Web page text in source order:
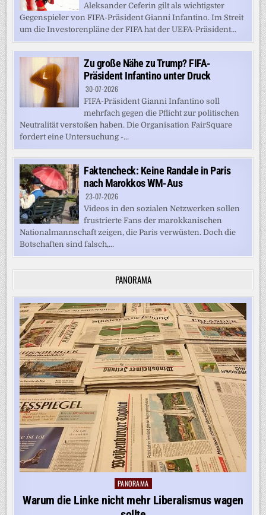
Aleksander Ceferin gilt als wichtigster
Gegenspieler von FIFA-Präsident Gianni Infantino. Im Streit
um die Investorenpläne der FIFA hat der UEFA-Präsident...
Zu große Nähe zu Trump? FIFA-
Präsident Infantino unter Druck
30-07-2026
FIFA-Präsident Gianni Infantino soll
mehrfach gegen die Pflicht zur politischen
Neutralität verstoßen haben. Die Organisation FairSquare
fordert eine Untersuchung -...
Faktencheck: Keine Randale in Paris
nach Marokkos WM-Aus
23-07-2026
Videos in den sozialen Netzwerken sollen
frustrierte Fans der marokkanischen
Nationalmannschaft zeigen, die Paris verwüsten. Doch die
Botschaften sind falsch,...
PANORAMA
Posted
in
PANORAMA
Warum die Linke nicht mehr Liberalismus wagen